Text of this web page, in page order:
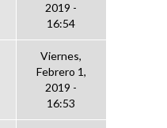
2019 -
16:54
Viernes,
Febrero 1,
2019 -
16:53